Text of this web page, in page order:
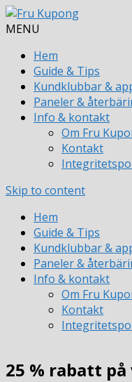
MENU
Hem
Guide & Tips
Kundklubbar &
Paneler &
Info & kontakt
Om Fru
Kontakt
Skip to content
Hem
Guide & Tips
Kundklubbar &
Paneler &
Info & kontakt
Om Fru
Kontakt
25 % rabatt